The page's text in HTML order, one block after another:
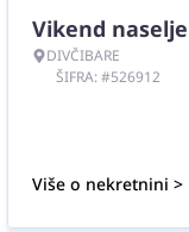
Vikend naselje
DIVČIBARE
ŠIFRA: #526912
Više o nekretnini >